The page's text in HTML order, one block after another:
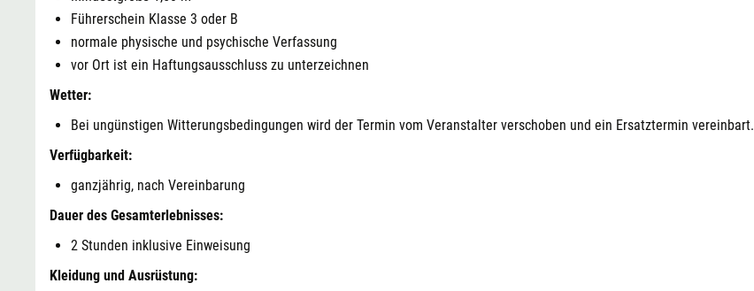
Führerschein Klasse 3 oder B
normale physische und psychische Verfassung
vor Ort ist ein Haftungsausschluss zu unterzeichnen
Wetter:
Bei ungünstigen Witterungsbedingungen wird der Termin vom Veranstalter verschoben und ein Ersatztermin vereinbart.
Verfügbarkeit:
ganzjährig, nach Vereinbarung
Dauer des Gesamterlebnisses:
2 Stunden inklusive Einweisung
Kleidung und Ausrüstung: